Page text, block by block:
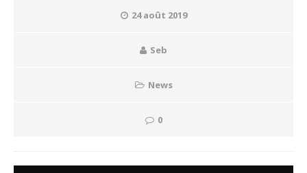
24 août 2019
Seb
News
0